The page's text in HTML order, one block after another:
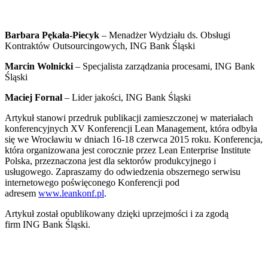
Barbara Pękała-Piecyk – Menadżer Wydziału ds. Obsługi
Kontraktów Outsourcingowych, ING Bank Śląski
Marcin Wolnicki – Specjalista zarządzania procesami, ING Bank
Śląski
Maciej Fornal – Lider jakości, ING Bank Śląski
Artykuł stanowi przedruk publikacji zamieszczonej w materiałach
konferencyjnych XV Konferencji Lean Management, która odbyła
się we Wrocławiu w dniach 16-18 czerwca 2015 roku. Konferencja,
która organizowana jest corocznie przez Lean Enterprise Institute
Polska, przeznaczona jest dla sektorów produkcyjnego i
usługowego. Zapraszamy do odwiedzenia obszernego serwisu
internetowego poświęconego Konferencji pod
adresem www.leankonf.pl.
Artykuł został opublikowany dzięki uprzejmości i za zgodą
firm ING Bank Śląski.